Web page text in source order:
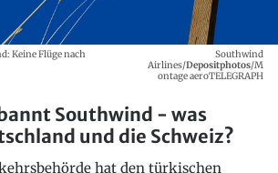
Keine Flüge nach
Southwind
Airlines/Depositphotos/M
ontage aeroTELEGRAPH
Southwind - was
und die Schweiz?
hat den türkischen